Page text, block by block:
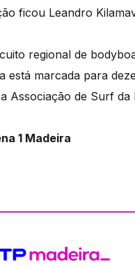
ficou Leandro
regional de
está marcada para
Associação de Surf da
1 Madeira